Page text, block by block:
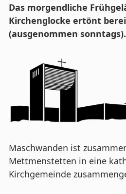
Das morgendliche
Kirchenglocke ertönt
(ausgenommen sonntags).
Maschwanden ist
Mettmenstetten in eine
Kirchgemeinde